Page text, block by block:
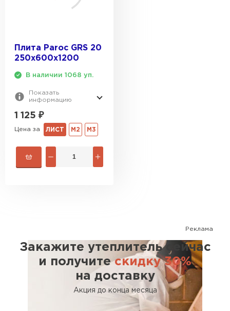
Плита Paroc GRS 20
250х600х1200
В наличии 1068 уп.
Показать
информацию
1 125 ₽
Цена за ЛИСТ М2 М3
Реклама
Закажите утеплитель сейчас
и получитескидку 30%
на доставку
Акция до конца месяца